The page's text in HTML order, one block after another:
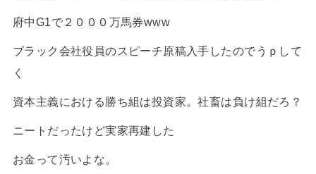
府中G1で２０００万馬券www
ブラック会社役員のスピーチ原稿入手したのでうｐして
く
資本主義における勝ち組は投資家。社畜は負け組だろ？
ニートだったけど実家再建した
お金って汚いよな。